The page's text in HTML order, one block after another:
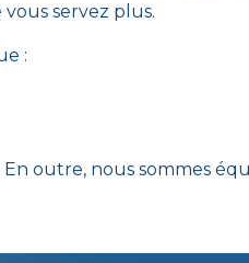
servez plus.
:
outre, nous sommes